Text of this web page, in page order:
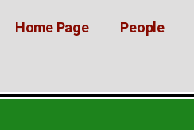
Home Page People